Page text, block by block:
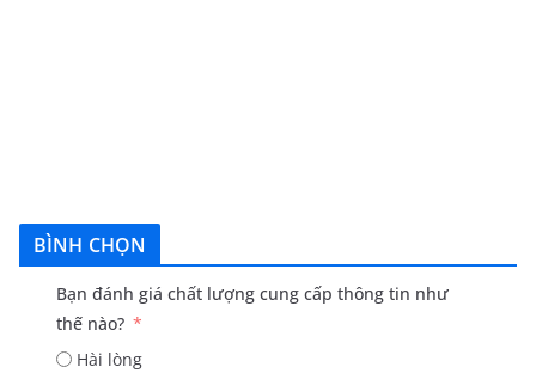
BÌNH CHỌN
Bạn đánh giá chất lượng cung cấp thông tin như
thế nào?
Hài lòng